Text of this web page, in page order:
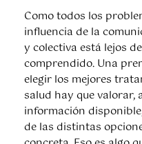
Como todos los
influencia de la
y colectiva está lejos
comprendido. Una
elegir los mejores
salud hay que valorar,
información
de las distintas